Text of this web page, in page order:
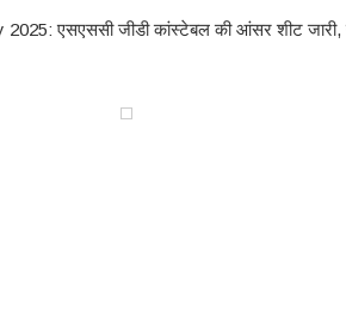
एसएससी जीडी कांस्टेबल की आंसर शीट